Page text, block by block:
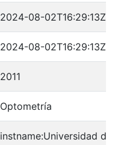
2024-08-02T16:29:13Z
2024-08-02T16:29:13Z
2011
Optometría
instname:Universidad de